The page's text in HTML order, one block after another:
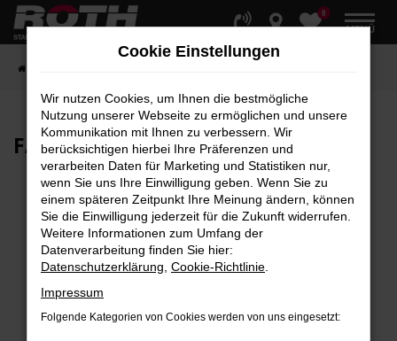
Zum
Hauptinhalt
0
MENÜ
FAHRZEUG-SHOWROOM
Fehler: Network Error
Beim Laden ist ein Fehler aufgetreten.
Hier sind ein paar Tipps, die dir helfen können:
Überprüfe deine Firewall und deine
Cookie Einstellungen
Wir nutzen Cookies, um Ihnen die bestmögliche
Nutzung unserer Webseite zu ermöglichen und unsere
Kommunikation mit Ihnen zu verbessern. Wir
berücksichtigen hierbei Ihre Präferenzen und
verarbeiten Daten für Marketing und Statistiken nur,
wenn Sie uns Ihre Einwilligung geben. Wenn Sie zu
einem späteren Zeitpunkt Ihre Meinung ändern, können
Sie die Einwilligung jederzeit für die Zukunft widerrufen.
Weitere Informationen zum Umfang der
Datenverarbeitung finden Sie hier:
Datenschutzerklärung Cookie-Richtlinie
Impressum
Folgende Kategorien von Cookies werden von uns eingesetzt: